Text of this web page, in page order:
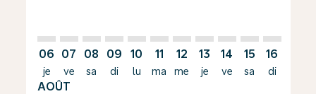
06
je
AOÛT
07
ve
08
sa
09
di
10
lu
11
ma
12
me
13
je
14
ve
15
sa
16
di